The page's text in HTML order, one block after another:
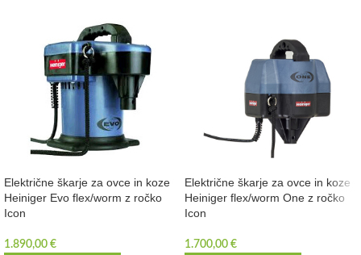
Električne škarje za ovce in koze
Heiniger Evo flex/worm z ročko
Icon
1.890,00 €
Električne škarje za ovce in koze
Heiniger flex/worm One z ročko
Icon
1.700,00 €